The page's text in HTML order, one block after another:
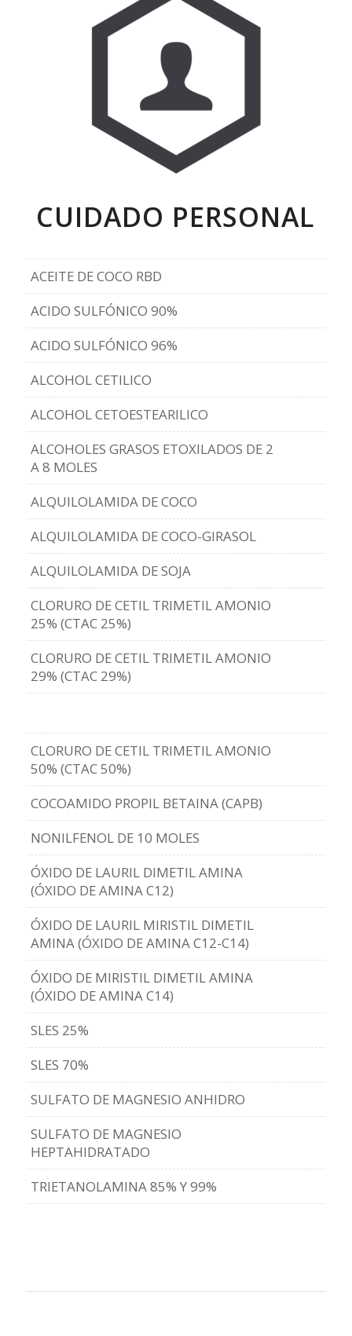
CUIDADO PERSONAL
ACEITE DE COCO RBD
ACIDO SULFÓNICO 90%
ACIDO SULFÓNICO 96%
ALCOHOL CETILICO
ALCOHOL CETOESTEARILICO
ALCOHOLES GRASOS ETOXILADOS DE 2
A 8 MOLES
ALQUILOLAMIDA DE COCO
ALQUILOLAMIDA DE COCO-GIRASOL
ALQUILOLAMIDA DE SOJA
CLORURO DE CETIL TRIMETIL AMONIO
25% (CTAC 25%)
CLORURO DE CETIL TRIMETIL AMONIO
29% (CTAC 29%)
CLORURO DE CETIL TRIMETIL AMONIO
50% (CTAC 50%)
COCOAMIDO PROPIL BETAINA (CAPB)
NONILFENOL DE 10 MOLES
ÓXIDO DE LAURIL DIMETIL AMINA
(ÓXIDO DE AMINA C12)
ÓXIDO DE LAURIL MIRISTIL DIMETIL
AMINA (ÓXIDO DE AMINA C12-C14)
ÓXIDO DE MIRISTIL DIMETIL AMINA
(ÓXIDO DE AMINA C14)
SLES 25%
SLES 70%
SULFATO DE MAGNESIO ANHIDRO
SULFATO DE MAGNESIO
HEPTAHIDRATADO
TRIETANOLAMINA 85% Y 99%